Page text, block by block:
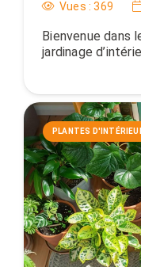
Vues :369
Bienvenue dans
jardinage
PLANTES